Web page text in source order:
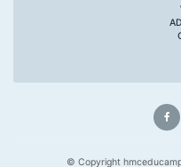
© Copyright